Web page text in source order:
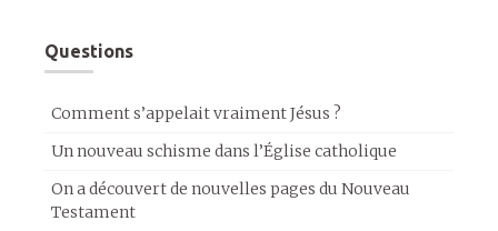
Questions
Comment s’appelait vraiment Jésus ?
Un nouveau schisme dans l’Église catholique
On a découvert de nouvelles pages du Nouveau
Testament